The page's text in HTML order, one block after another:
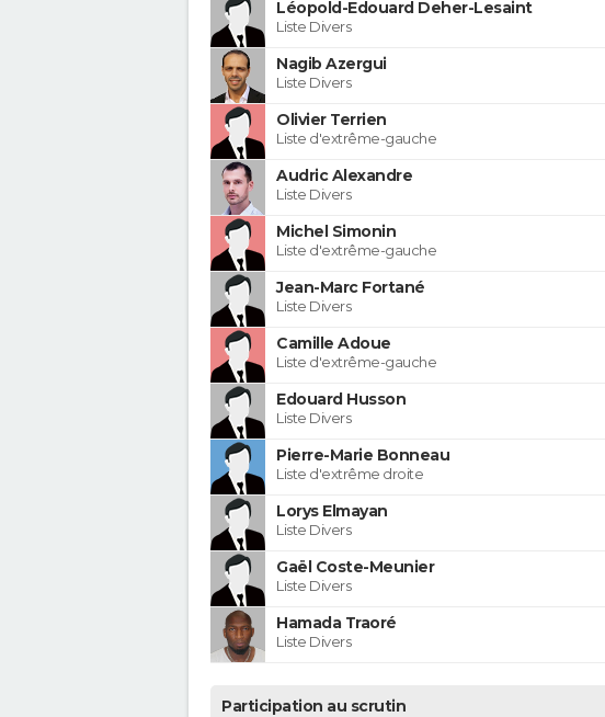
Léopold-Edouard Deher-Lesaint
Liste Divers
Nagib Azergui
Liste Divers
Olivier Terrien
Liste d'extrême-gauche
Audric Alexandre
Liste Divers
Michel Simonin
Liste d'extrême-gauche
Jean-Marc Fortané
Liste Divers
Camille Adoue
Liste d'extrême-gauche
Edouard Husson
Liste Divers
Pierre-Marie Bonneau
Liste d'extrême droite
Lorys Elmayan
Liste Divers
Gaël Coste-Meunier
Liste Divers
Hamada Traoré
Liste Divers
Participation au scrutin